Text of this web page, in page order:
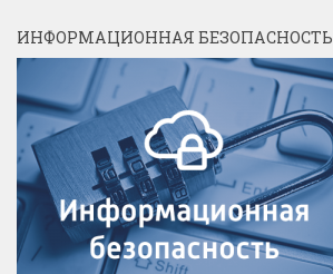
ИНФОРМАЦИОННАЯ БЕЗОПАСНОСТЬ